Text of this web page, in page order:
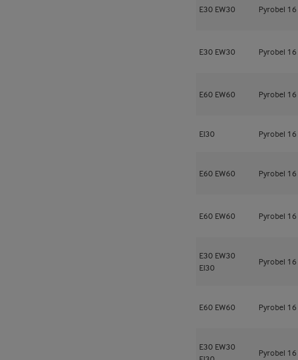
E30 EW30 Pyrobel 16
E30 EW30 Pyrobel 16
E60 EW60 Pyrobel 16
EI30 Pyrobel 16
E60 EW60 Pyrobel 16
E60 EW60 Pyrobel 16
E30 EW30
EI30
Pyrobel 16
E60 EW60 Pyrobel 16
E30 EW30
Pyrobel 16